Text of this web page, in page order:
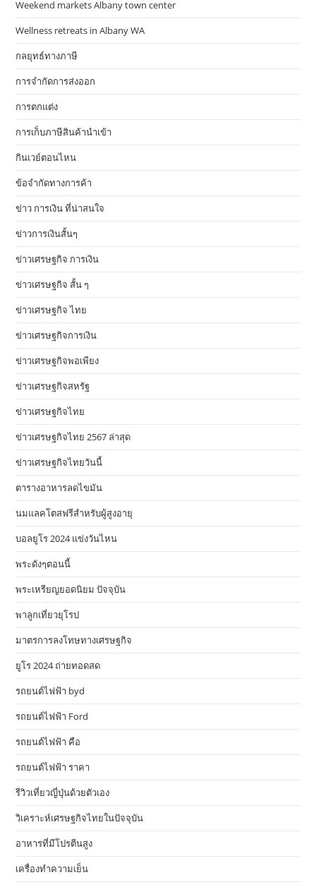
Weekend markets Albany town center
Wellness retreats in Albany WA
กลยุทธ์ทางภาษี
การจำกัดการส่งออก
การตกแต่ง
การเก็บภาษีสินค้านำเข้า
กินเวย์ตอนไหน
ข้อจำกัดทางการค้า
ข่าว การเงิน ที่น่าสนใจ
ข่าวการเงินสั้นๆ
ข่าวเศรษฐกิจ การเงิน
ข่าวเศรษฐกิจ สั้น ๆ
ข่าวเศรษฐกิจ ไทย
ข่าวเศรษฐกิจการเงิน
ข่าวเศรษฐกิจพอเพียง
ข่าวเศรษฐกิจสหรัฐ
ข่าวเศรษฐกิจไทย
ข่าวเศรษฐกิจไทย 2567 ล่าสุด
ข่าวเศรษฐกิจไทยวันนี้
ตารางอาหารลดไขมัน
นมแลคโตสฟรีสำหรับผู้สูงอายุ
บอลยูโร 2024 แข่งวันไหน
พระดังๆตอนนี้
พระเหรียญยอดนิยม ปัจจุบัน
พาลูกเที่ยวยุโรป
มาตรการลงโทษทางเศรษฐกิจ
ยูโร 2024 ถ่ายทอดสด
รถยนต์ไฟฟ้า byd
รถยนต์ไฟฟ้า Ford
รถยนต์ไฟฟ้า คือ
รถยนต์ไฟฟ้า ราคา
รีวิวเที่ยวญี่ปุ่นด้วยตัวเอง
วิเคราะห์เศรษฐกิจไทยในปัจจุบัน
อาหารที่มีโปรตีนสูง
เครื่องทำความเย็น